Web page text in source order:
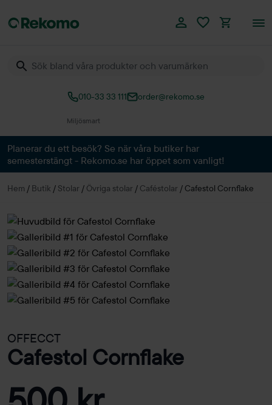
010-33 33 111 order@rekomo.se
Över 60.000 produkter
Planerar du ett besök? Se när våra butiker har
semesterstängt - Rekomo.se har öppet som vanligt!
Hem / Butik / Stolar / Övriga stolar / Caféstolar / Cafestol Cornflake
OFFECCT
Cafestol Cornflake